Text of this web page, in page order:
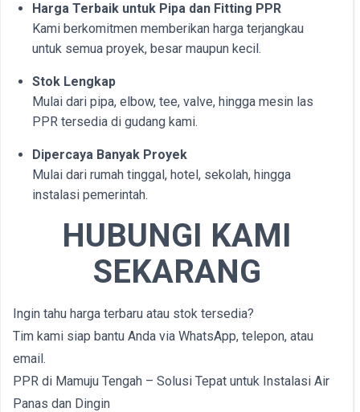
Harga Terbaik untuk Pipa dan Fitting PPR
Kami berkomitmen memberikan harga terjangkau
untuk semua proyek, besar maupun kecil.
Stok Lengkap
Mulai dari pipa, elbow, tee, valve, hingga mesin las
PPR tersedia di gudang kami.
Dipercaya Banyak Proyek
Mulai dari rumah tinggal, hotel, sekolah, hingga
instalasi pemerintah.
HUBUNGI KAMI
SEKARANG
Ingin tahu harga terbaru atau stok tersedia?
Tim kami siap bantu Anda via WhatsApp, telepon, atau
email.
PPR di Mamuju Tengah – Solusi Tepat untuk Instalasi Air
Panas dan Dingin